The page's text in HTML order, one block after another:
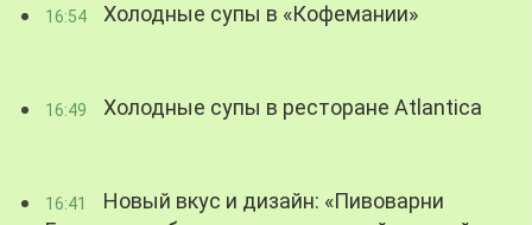
16:54 Холодные супы в «Кофемании»
16:49 Холодные супы в ресторане Atlantica
16:41
Новый вкус и дизайн: «Пивоварни